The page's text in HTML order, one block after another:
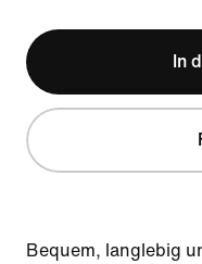
In
Bequem, langlebig